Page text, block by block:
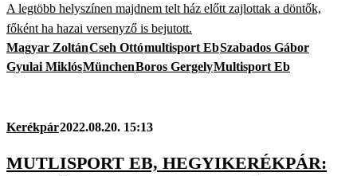
A legtöbb helyszínen majdnem telt ház előtt zajlottak a döntők,
főként ha hazai versenyző is bejutott.
Magyar ZoltánCseh Ottómultisport EbSzabados Gábor
Gyulai MiklósMünchenBoros GergelyMultisport Eb
Kerékpár2022.08.20. 15:13
MUTLISPORT EB, HEGYIKERÉKPÁR: